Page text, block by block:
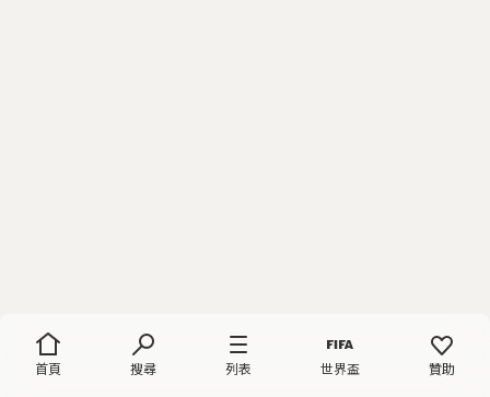
首頁 搜尋 列表 世界盃 贊助